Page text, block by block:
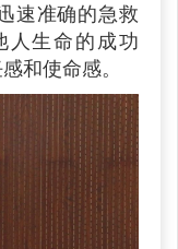
速准确的急救
人生命的成功
和使命感。